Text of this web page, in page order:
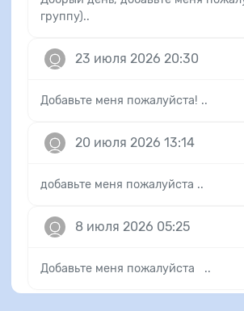
группу)..
23 июля 2026 20:30
Добавьте меня пожалуйста! ..
20 июля 2026 13:14
добавьте меня пожалуйста ..
8 июля 2026 05:25
Добавьте меня пожалуйста ..